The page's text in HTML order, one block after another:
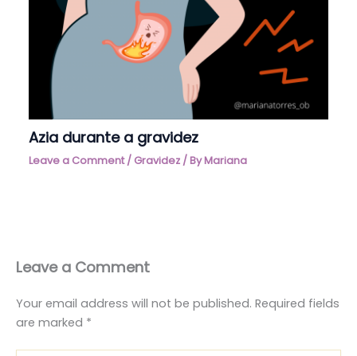
Azia durante a gravidez
Leave a Comment / Gravidez / ByMariana
Leave a Comment
Your email address will not be published. Required fields
are marked *